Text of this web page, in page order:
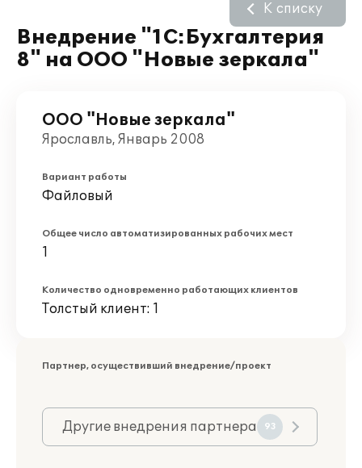
Внедрение "1С:Бухгалтерия
8" на ООО "Новые зеркала"
К списку
ООО "Новые зеркала"
Ярославль, Январь 2008
Вариант работы
Файловый
Общее число автоматизированных рабочих мест
1
Количество одновременно работающих клиентов
Толстый клиент: 1
Партнер, осуществивший внедрение/проект
Другие внедрения партнера 93